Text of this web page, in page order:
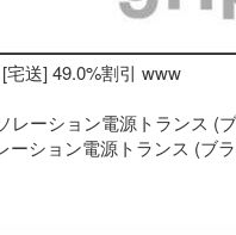
送] 49.0%割引 www
ーション電源トランス (ブ